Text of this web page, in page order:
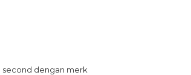
second dengan merk